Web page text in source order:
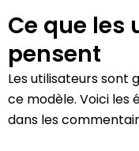
Ce que les
pensent
Les utilisateurs sont
ce modèle. Voici les
dans les